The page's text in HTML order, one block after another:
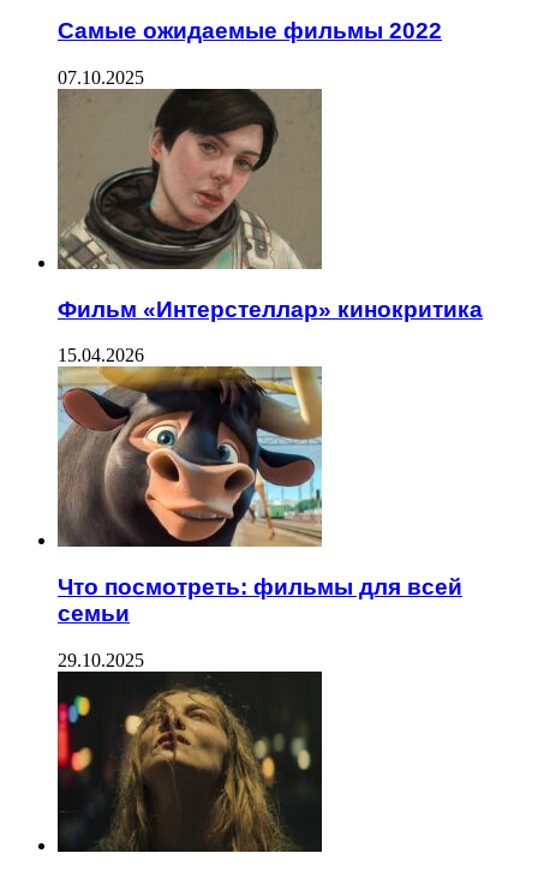
Самые ожидаемые фильмы 2022
07.10.2025
Фильм «Интерстеллар» кинокритика
15.04.2026
Что посмотреть: фильмы для всей
семьи
29.10.2025